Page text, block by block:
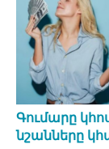
Գումարը
նշանները